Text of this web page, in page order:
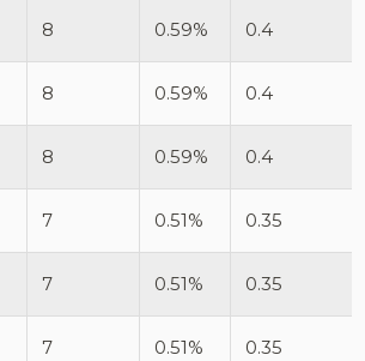
8 0.59% 0.4
8 0.59% 0.4
8 0.59% 0.4
7 0.51% 0.35
7 0.51% 0.35
7 0.51% 0.35